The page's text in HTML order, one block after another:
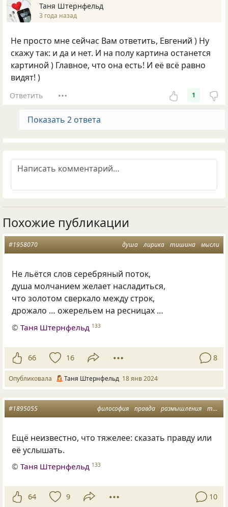
Таня Штернфельд
3 года назад
Не просто мне сейчас Вам ответить, Евгений ) Ну
скажу так: и да и нет. И на полу картина останется
картиной ) Главное, что она есть! И её всё равно
видят! )
Ответить 1
Показать 2 ответа
Похожие публикации
душа лирика тишина мысли
#1958070
Не льётся слов серебряный поток,
душа молчанием желает насладиться,
что золотом сверкало между строк,
дрожало … ожерельем на ресницах …
©Таня Штернфельд 133
66 16 8
Опубликовала Таня Штернфельд 18 янв 2024
философия правда размышления тяжесть
#1895055
Ещё неизвестно, что тяжелее: сказать правду или
её услышать.
©Таня Штернфельд 133
64 9 10